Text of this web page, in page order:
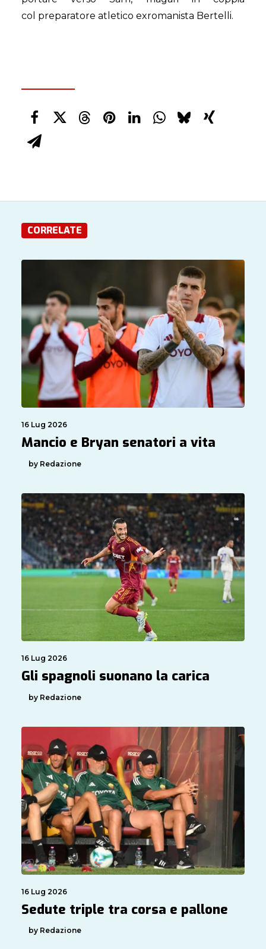
col preparatore atletico exromanista Bertelli.
CORRELATE
16 Lug 2026
Mancio e Bryan senatori a vita
by Redazione
16 Lug 2026
Gli spagnoli suonano la carica
by Redazione
16 Lug 2026
Sedute triple tra corsa e pallone
by Redazione